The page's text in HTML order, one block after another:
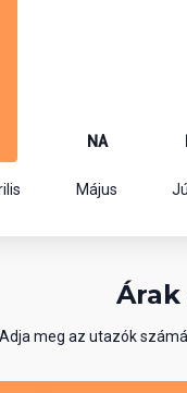
NA
Május
Adja meg az utazók